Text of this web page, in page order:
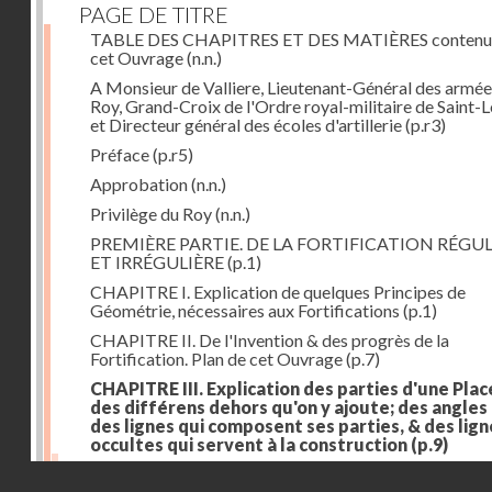
PAGE DE TITRE
TABLE DES CHAPITRES ET DES MATIÈRES
cet Ouvrage(n.n.)
A Monsieur de Valliere, Lieutenant-Général des
Roy, Grand-Croix de l'Ordre royal-militaire de Saint-
et Directeur général des écoles d'artillerie(p.r3)
Préface(p.r5)
Approbation(n.n.)
Privilège du Roy(n.n.)
PREMIÈRE PARTIE. DE LA FORTIFICATION
ET IRRÉGULIÈRE(p.1)
CHAPITRE I. Explication de quelques Principes de
Géométrie, nécessaires aux Fortifications (p.1)
CHAPITRE II. De l'Invention & des progrès de la
Fortification. Plan de cet Ouvrage(p.7)
CHAPITRE III. Explication des parties d'une
des différens dehors qu'on y ajoute; des angles
des lignes qui composent ses parties, & des
occultes qui servent à la construction (p.9)
Des lignes & des angles qui composent les parties